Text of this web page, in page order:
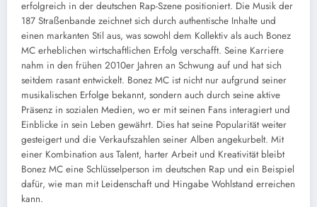
erfolgreich in der deutschen Rap-Szene positioniert. Die Musik der
187 Straßenbande zeichnet sich durch authentische Inhalte und
einen markanten Stil aus, was sowohl dem Kollektiv als auch Bonez
MC erheblichen wirtschaftlichen Erfolg verschafft. Seine Karriere
nahm in den frühen 2010er Jahren an Schwung auf und hat sich
seitdem rasant entwickelt. Bonez MC ist nicht nur aufgrund seiner
musikalischen Erfolge bekannt, sondern auch durch seine aktive
Präsenz in sozialen Medien, wo er mit seinen Fans interagiert und
Einblicke in sein Leben gewährt. Dies hat seine Popularität weiter
gesteigert und die Verkaufszahlen seiner Alben angekurbelt. Mit
einer Kombination aus Talent, harter Arbeit und Kreativität bleibt
Bonez MC eine Schlüsselperson im deutschen Rap und ein Beispiel
dafür, wie man mit Leidenschaft und Hingabe Wohlstand erreichen
kann.